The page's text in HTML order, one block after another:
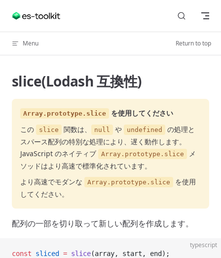
Skip to content
Menu Return to top
slice(Lodash 互換性)
Array.prototype.slice
を使用してください
この
slice 関数は、 null や undefined
の処理と
スパース配列の特別な処理により、遅く動作します。
JavaScript のネイティブ
Array.prototype.slice
メ
ソッドはより高速で標準化されています。
より高速でモダンな
Array.prototype.slice
を使用
してください。
配列の一部を切り取って新しい配列を作成します。
typescript
const sliced = slice(array, start, end);